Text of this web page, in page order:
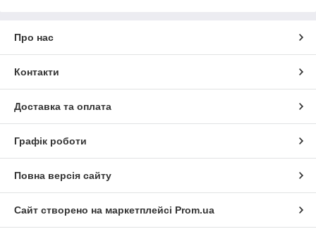
Про нас
Контакти
Доставка та оплата
Графік роботи
Повна версія сайту
Сайт створено на маркетплейсі Prom.ua